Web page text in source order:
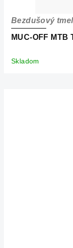
MUC-OFF MTB
Bezdušový
Skladom